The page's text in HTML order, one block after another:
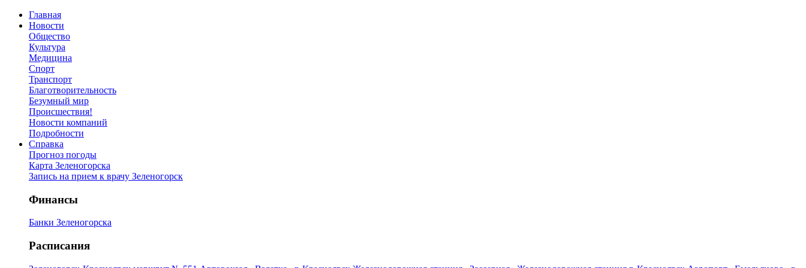
Главная
Новости
Общество
Культура
Медицина
Спорт
Транспорт
Благотворительность
Безумный мир
Происшествия!
Новости компаний
Подробности
Справка
Прогноз погоды
Карта Зеленогорска
Запись на прием к врачу Зеленогорск
Финансы
Банки Зеленогорска
Расписания